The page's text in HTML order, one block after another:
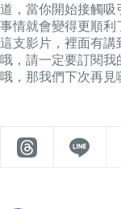
道，當你開始接觸吸
事情就會變得更順利
這支影片，裡面有講
哦，請一定要訂閱
哦，那我們下次再見